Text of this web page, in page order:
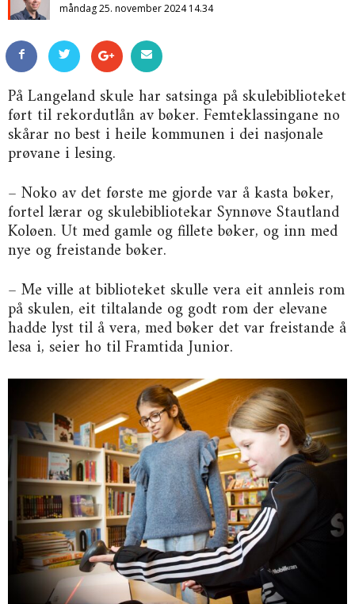
måndag 25. november 2024 14.34
På Langeland skule har satsinga på skulebiblioteket
ført til rekordutlån av bøker. Femteklassingane no
skårar no best i heile kommunen i dei nasjonale
prøvane i lesing.
– Noko av det første me gjorde var å kasta bøker,
fortel lærar og skulebibliotekar Synnøve Stautland
Koløen. Ut med gamle og fillete bøker, og inn med
nye og freistande bøker.
– Me ville at biblioteket skulle vera eit annleis rom
på skulen, eit tiltalande og godt rom der elevane
hadde lyst til å vera, med bøker det var freistande å
lesa i, seier ho til Framtida Junior.